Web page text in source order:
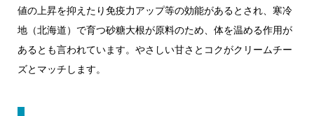
値の上昇を抑えたり免疫力アップ等の効能があるとされ、寒冷
地（北海道）で育つ砂糖大根が原料のため、体を温める作用が
あるとも言われています。やさしい甘さとコクがクリームチー
ズとマッチします。